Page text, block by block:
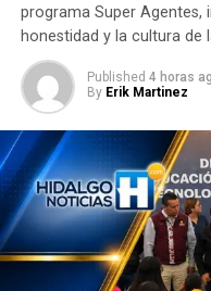
programa Super Agentes,
honestidad y la cultura de
Published 4 horas
By Erik Martinez